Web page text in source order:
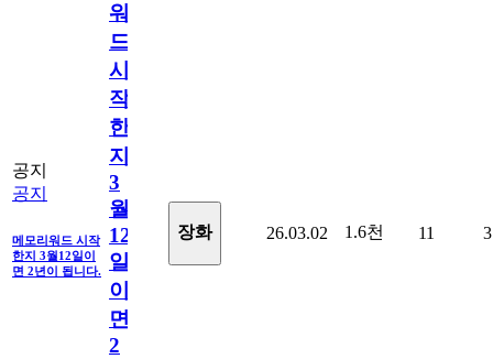
공지
공지
메모리워드 시작
한지 3월12일이
면 2년이 됩니다.
워
드
시
작
한
지
3
월
12
일
이
면
2
장화 26.03.02 1.6천 11 3